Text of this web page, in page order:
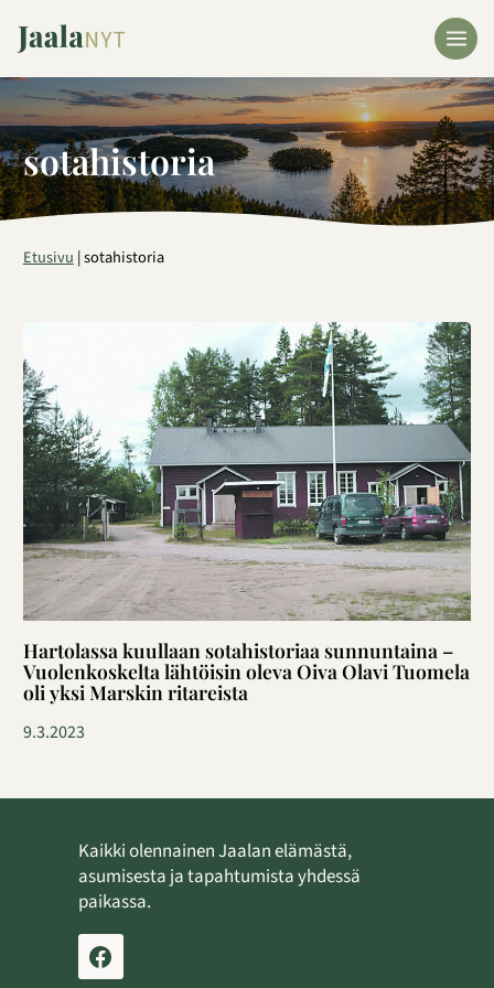
sisältöön
sotahistoria
Etusivu|sotahistoria
Hartolassa kuullaan sotahistoriaa sunnuntaina –
Vuolenkoskelta lähtöisin oleva Oiva Olavi Tuomela
oli yksi Marskin ritareista
9.3.2023
Kaikki olennainen Jaalan elämästä,
asumisesta ja tapahtumista yhdessä
paikassa.